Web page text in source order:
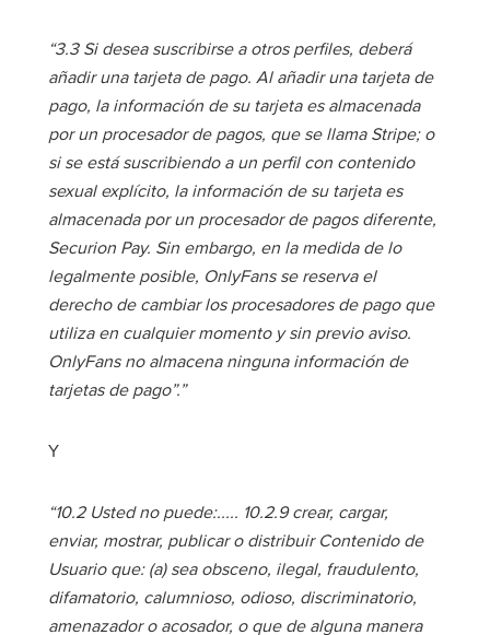
“3.3 Si desea suscribirse a otros perfiles, deberá
añadir una tarjeta de pago. Al añadir una tarjeta de
pago, la información de su tarjeta es almacenada
por un procesador de pagos, que se llama Stripe; o
si se está suscribiendo a un perfil con contenido
sexual explícito, la información de su tarjeta es
almacenada por un procesador de pagos diferente,
Securion Pay. Sin embargo, en la medida de lo
legalmente posible, OnlyFans se reserva el
derecho de cambiar los procesadores de pago que
utiliza en cualquier momento y sin previo aviso.
OnlyFans no almacena ninguna información de
tarjetas de pago”.”
Y
“10.2 Usted no puede:..... 10.2.9 crear, cargar,
enviar, mostrar, publicar o distribuir Contenido de
Usuario que: (a) sea obsceno, ilegal, fraudulento,
difamatorio, calumnioso, odioso, discriminatorio,
amenazador o acosador, o que de alguna manera